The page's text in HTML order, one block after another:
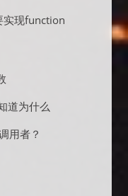
实现function
道为什么
用者？